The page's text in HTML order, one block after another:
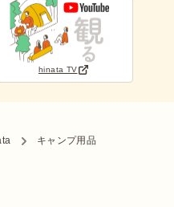
hinata TV
キャンプ用品